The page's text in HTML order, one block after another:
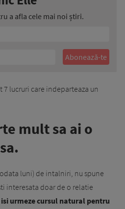
a afla cele mai noi știri.
lucruri care indeparteaza un
mult sa ai o
luni) de intalniri, nu spune
interesata doar de o relatie
urmeze cursul natural pentru